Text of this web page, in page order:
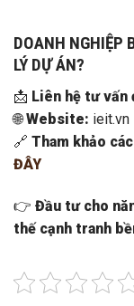
DOANH NGHIỆP
LÝ DỰ ÁN?
📩 Liên hệ tư vấn
🌐Website: ieit.vn
🔗 Tham khảo
ĐÂY
👉 Đầu tư cho
thế cạnh tranh